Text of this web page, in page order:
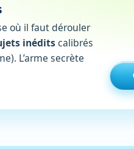
où il faut dérouler
inéditscalibrés
L’arme secrète